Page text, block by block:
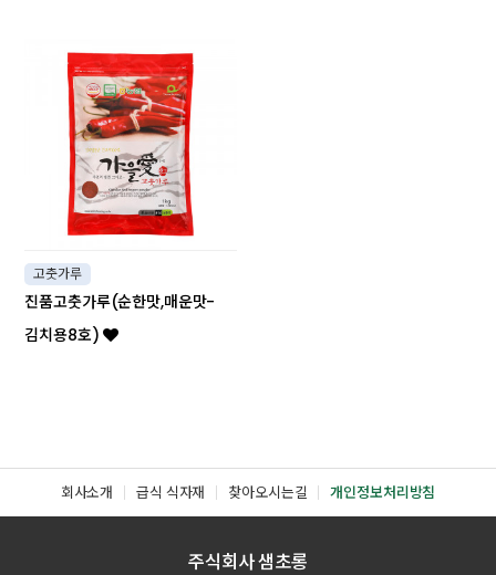
고춧가루
진품고춧가루(순한맛,매운맛-
김치용8호)
회사소개 급식 식자재 찾아오시는길 개인정보처리방침
주식회사 샘초롱